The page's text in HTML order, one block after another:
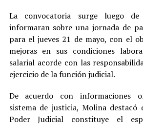
La convocatoria surge luego de
informaran sobre una jornada de
para el jueves 21 de mayo, con el
mejoras en sus condiciones
salarial acorde con las
ejercicio de la función judicial.
De acuerdo con informaciones
sistema de justicia, Molina destacó
Poder Judicial constituye el